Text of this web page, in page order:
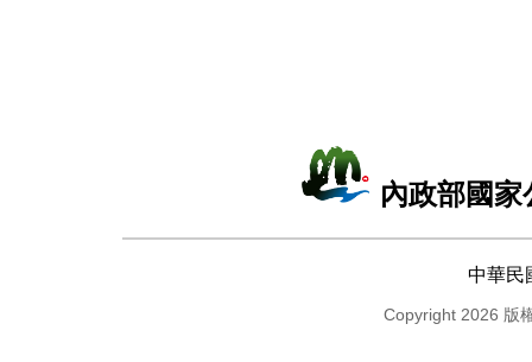
內政部國
中華民
Copyright 2026 版